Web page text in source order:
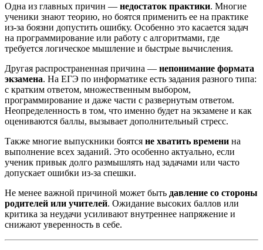
Одна из главных причин — недостаток практики. Многие
ученики знают теорию, но боятся применить ее на практике
из-за боязни допустить ошибку. Особенно это касается задач
на программирование или работу с алгоритмами, где
требуется логическое мышление и быстрые вычисления.
Другая распространенная причина — непонимание формата
экзамена. На ЕГЭ по информатике есть задания разного типа:
с кратким ответом, множественным выбором,
программирование и даже части с развернутым ответом.
Неопределенность в том, что именно будет на экзамене и как
оцениваются баллы, вызывает дополнительный стресс.
Также многие выпускники боятся не хватить времени на
выполнение всех заданий. Это особенно актуально, если
ученик привык долго размышлять над задачами или часто
допускает ошибки из-за спешки.
Не менее важной причиной может быть давление со стороны
родителей или учителей. Ожидание высоких баллов или
критика за неудачи усиливают внутреннее напряжение и
снижают уверенность в себе.